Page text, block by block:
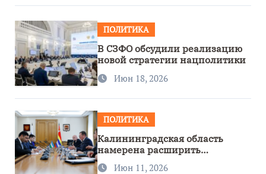
ПОЛИТИКА
В СЗФО обсудили реализацию
новой стратегии нацполитики
Июн 18, 2026
ПОЛИТИКА
Калининградская область
намерена расширить
сотрудничество с Узбекистаном
Июн 11, 2026